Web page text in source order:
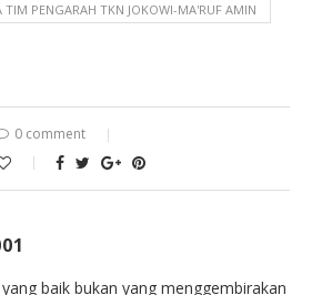
TIM PENGARAH TKN JOKOWI-MA'RUF AMIN
0 comment
baik bukan yang menggembirakan